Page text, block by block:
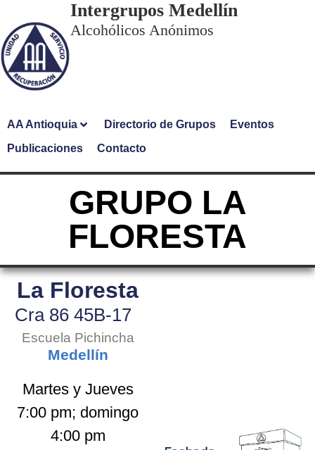
Intergrupos Medellín
Alcohólicos Anónimos
AA Antioquia Directorio de Grupos
Eventos
Publicaciones
Contacto
GRUPO LA
FLORESTA
La Floresta
Cra 86 45B-17
Escuela Pichincha
Medellín
Martes y Jueves
7:00 pm; domingo
4:00 pm